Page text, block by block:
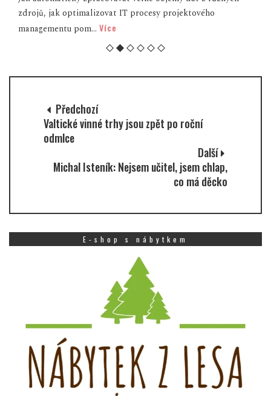
zdrojů, jak optimalizovat IT procesy projektového
managementu pom... Více
Předchozí
Valtické vinné trhy jsou zpět po roční
odmlce
Další
Michal Isteník: Nejsem učitel, jsem chlap,
co má děcko
E-shop s nábytkem